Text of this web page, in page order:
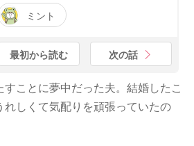
ミント
最初から読む 次の話
ことに夢中だった夫。結婚したこ
しくて気配りを頑張っていたの